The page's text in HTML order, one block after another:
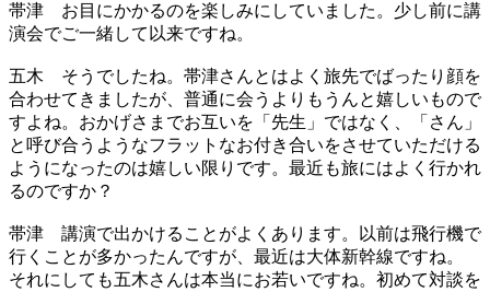
帯津 お目にかかるのを楽しみにしていました。少し前に講
演会でご一緒して以来ですね。
五木 そうでしたね。帯津さんとはよく旅先でばったり顔を
合わせてきましたが、普通に会うよりもうんと嬉しいもので
すよね。おかげさまでお互いを「先生」ではなく、「さん」
と呼び合うようなフラットなお付き合いをさせていただける
ようになったのは嬉しい限りです。最近も旅にはよく行かれ
るのですか？
帯津 講演で出かけることがよくあります。以前は飛行機で
行くことが多かったんですが、最近は大体新幹線ですね。
それにしても五木さんは本当にお若いですね。初めて対談を